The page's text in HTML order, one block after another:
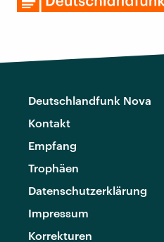
Deutschlandfunk Nova
Kontakt
Empfang
Trophäen
Datenschutzerklärung
Impressum
Korrekturen